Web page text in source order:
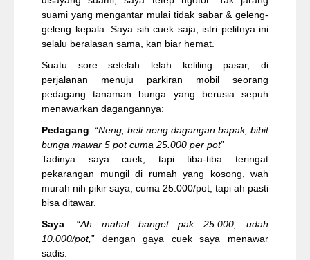
suami yang mengantar mulai tidak sabar & geleng-
geleng kepala. Saya sih cuek saja, istri pelitnya ini
selalu beralasan sama, kan biar hemat.
Suatu sore setelah lelah keliling pasar, di
perjalanan menuju parkiran mobil seorang
pedagang tanaman bunga yang berusia sepuh
menawarkan dagangannya:
Pedagang: “Neng, beli neng dagangan bapak, bibit
bunga mawar 5 pot cuma 25.000 per pot”
Tadinya saya cuek, tapi tiba-tiba teringat
pekarangan mungil di rumah yang kosong, wah
murah nih pikir saya, cuma 25.000/pot, tapi ah pasti
bisa ditawar.
Saya: “Ah mahal banget pak 25.000, udah
10.000/pot,” dengan gaya cuek saya menawar
sadis.